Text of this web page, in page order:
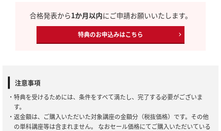
合格発表から1か月以内にご申請お願いいたします。
特典のお申込みはこちら
注意事項
・特典を受けるためには、条件をすべて満たし、完了する必要がございま
す。
・返金額は、ご購入いただいた対象講座の金額分（税抜価格）です。その他
の単科講座等は含まれません。 なおセール価格にてご購入いただいている